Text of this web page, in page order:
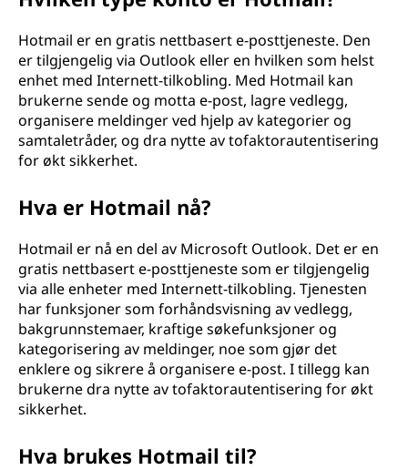
Hotmail er en gratis nettbasert e-posttjeneste. Den
er tilgjengelig via Outlook eller en hvilken som helst
enhet med Internett-tilkobling. Med Hotmail kan
brukerne sende og motta e-post, lagre vedlegg,
organisere meldinger ved hjelp av kategorier og
samtaletråder, og dra nytte av tofaktorautentisering
for økt sikkerhet.
Hva er Hotmail nå?
Hotmail er nå en del av Microsoft Outlook. Det er en
gratis nettbasert e-posttjeneste som er tilgjengelig
via alle enheter med Internett-tilkobling. Tjenesten
har funksjoner som forhåndsvisning av vedlegg,
bakgrunnstemaer, kraftige søkefunksjoner og
kategorisering av meldinger, noe som gjør det
enklere og sikrere å organisere e-post. I tillegg kan
brukerne dra nytte av tofaktorautentisering for økt
sikkerhet.
Hva brukes Hotmail til?